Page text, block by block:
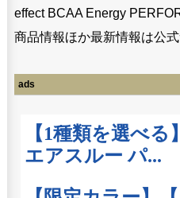
effect BCAA Energy
商品情報ほか最新情報は公式
ads